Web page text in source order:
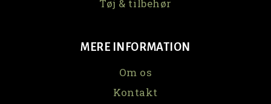
Tøj & tilbehør
MERE INFORMATION
Om os
Kontakt